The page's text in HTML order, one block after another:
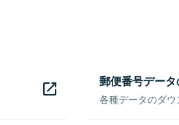
郵便番号デー
各種データのダウ